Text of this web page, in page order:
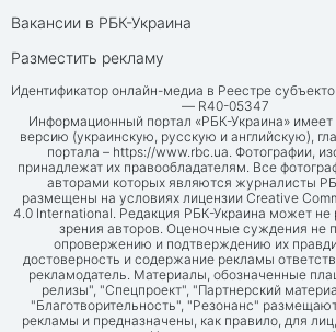
Вакансии в РБК-Украина
Разместить рекламу
Идентификатор онлайн-медиа в Реестре
— R40-05347
Информационный портал «РБК-Украина»
версию (украинскую, русскую и английскую),
портала – https://www.rbc.ua. Фотографии,
принадлежат их правообладателям. Все
авторами которых являются журналисты
размещены на условиях лицензии Creative
4.0 International. Редакция РБК-Украина может не
зрения авторов. Оценочные суждения не
опровержению и подтверждению их
достоверность и содержание рекламы
рекламодатель. Материалы, обозначенные
релизы", "Спецпроект", "Партнерский
"Благотворительность", "Резонанс"
рекламы и предназначены, как правило, для